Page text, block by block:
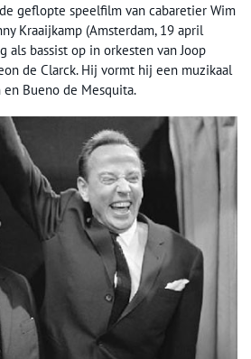
geflopte speelfilm van cabaretier Wim
Kraaijkamp (Amsterdam, 19 april
als bassist op in orkesten van Joop
de Clarck. Hij vormt hij een muzikaal
Bueno de Mesquita.